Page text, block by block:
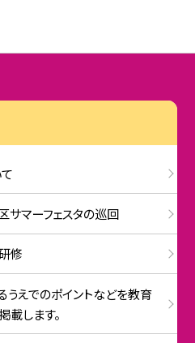
マーフェスタの巡回
修
えでのポイントなどを教育
します。